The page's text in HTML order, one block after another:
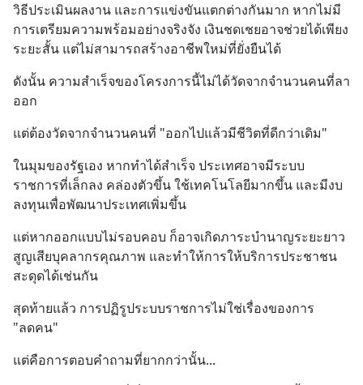
วิธีประเมินผลงาน และการแข่งขันแตกต่างกันมาก หากไม่มี
การเตรียมความพร้อมอย่างจริงจัง เงินชดเชยอาจช่วยได้เพียง
ระยะสั้น แต่ไม่สามารถสร้างอาชีพใหม่ที่ยั่งยืนได้
ดังนั้น ความสำเร็จของโครงการนี้ไม่ได้วัดจากจำนวนคนที่ลา
ออก
แต่ต้องวัดจากจำนวนคนที่ "ออกไปแล้วมีชีวิตที่ดีกว่าเดิม"
ในมุมของรัฐเอง หากทำได้สำเร็จ ประเทศอาจมีระบบ
ราชการที่เล็กลง คล่องตัวขึ้น ใช้เทคโนโลยีมากขึ้น และมีงบ
ลงทุนเพื่อพัฒนาประเทศเพิ่มขึ้น
แต่หากออกแบบไม่รอบคอบ ก็อาจเกิดภาระบำนาญระยะยาว
สูญเสียบุคลากรคุณภาพ และทำให้การให้บริการประชาชน
สะดุดได้เช่นกัน
สุดท้ายแล้ว การปฏิรูประบบราชการไม่ใช่เรื่องของการ
"ลดคน"
แต่คือการตอบคำถามที่ยากกว่านั้น...